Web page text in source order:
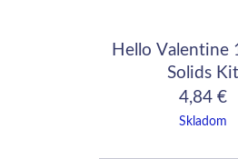
Hello Valentine
Solids Kit
4,84 €
Skladom